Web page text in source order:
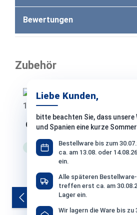
Liebe Kunden,
bitte beachten Sie, dass unsere
und Spanien eine kurze
Bestellware bis zum
ca. am 13.08. oder
ein.
Alle späteren
treffen erst ca. am
Lager ein.
Wir lagern die Ware bis zu
Bewertungen
Zubehör
Codex X-TEC schneller Flex-
Lagerware Versand: 3-4